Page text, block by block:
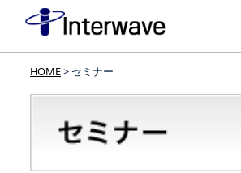
HOME> セミナー